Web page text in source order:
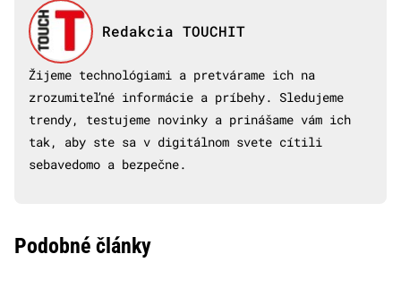
Redakcia TOUCHIT
Žijeme technológiami a pretvárame ich na
zrozumiteľné informácie a príbehy. Sledujeme
trendy, testujeme novinky a prinášame vám ich
tak, aby ste sa v digitálnom svete cítili
sebavedomo a bezpečne.
Podobné články